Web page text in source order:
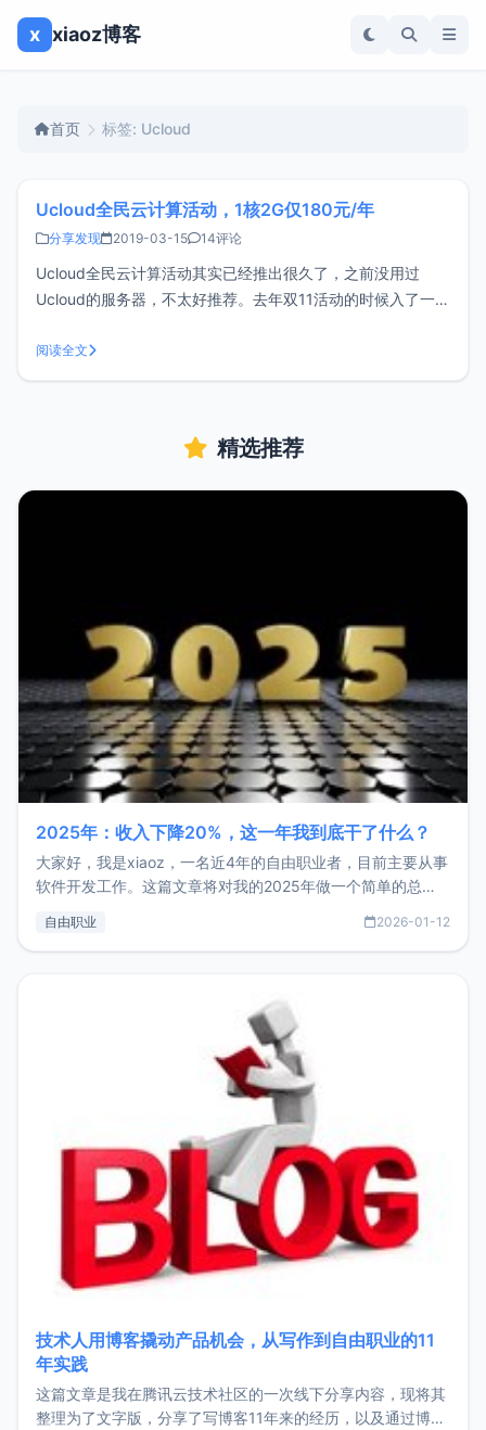
x xiaoz博客
首页 标签: Ucloud
Ucloud全民云计算活动，1核2G仅180元/年
分享发现 2019-03-15 14评论
Ucloud全民云计算活动其实已经推出很久了，之前没用过
Ucloud的服务器，不太好推荐。去年双11活动的时候入了一台
好，建站的童鞋可以考虑。活动说明仅新注册用户可参与只能
参加一次全民云计算活动机器配置1核、2G、1M带宽，领券后
阅读全文
精选推荐
2025年：收入下降20%，这一年我到底干了什么？
大家好，我是xiaoz，一名近4年的自由职业者，目前主要从事
软件开发工作。这篇文章将对我的2025年做一个简单的总
收入下降20%，但却过得很充实，2026年不求突破，但求保
自由职业 2026-01-12
技术人用博客撬动产品机会，从写作到自由职业的11
年实践
这篇文章是我在腾讯云技术社区的一次线下分享内容，现将其
整理为了文字版，分享了写博客11年来的经历，以及通过博客